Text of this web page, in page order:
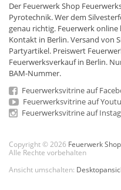
Der Feuerwerk Shop
Pyrotechnik. Wer dem
genau richtig. Feuerwerk online
Kontakt in Berlin. Versand von
Partyartikel. Preiswert
Feuerwerksverkauf in Berlin.
BAM-Nummer.
Feuerwerksvitrine auf
Feuerwerksvitrine auf
Feuerwerksvitrine auf
Copyright © 2026 Feuerwerk
Alle Rechte vorbehalten
Ansicht umschalten: